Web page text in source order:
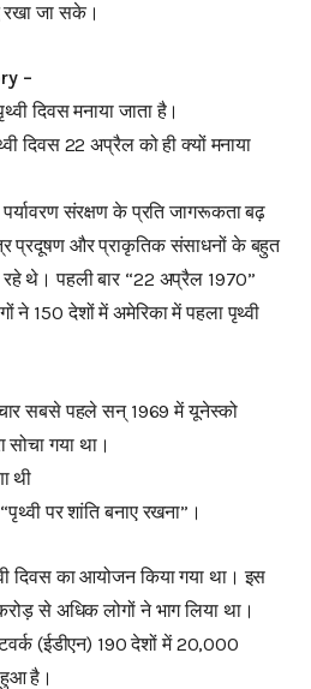
रखा जा सके।
–
दिवस मनाया जाता है।
दिवस 22 अप्रैल को ही क्यों मनाया
संरक्षण के प्रति जागरूकता बढ़
प्रदूषण और प्राकृतिक संसाधनों के बहुत
थे। पहली बार “22 अप्रैल 1970”
ने 150 देशों में अमेरिका में पहला पृथ्वी
सबसे पहले सन् 1969 में यूनेस्को
सोचा गया था।
थी
पर शांति बनाए रखना”।
दिवस का आयोजन किया गया था। इस
से अधिक लोगों ने भाग लिया था।
(ईडीएन) 190 देशों में 20,000
है।